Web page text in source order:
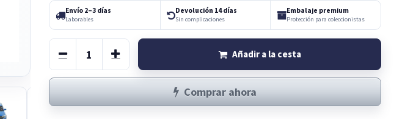
Envío 2–3 días
Laborables
Devolución 14 días
Sin complicaciones
Embalaje premium
Protección para coleccionistas
Añadir a la cesta
Comprar ahora